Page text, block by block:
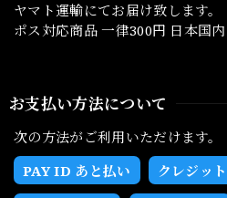
ヤマト運輸にてお届け致します
ポス対応商品 一律300円 日本国内
お支払い方法について
次の方法がご利用いただけます。
PAY ID あと払い
クレジッ